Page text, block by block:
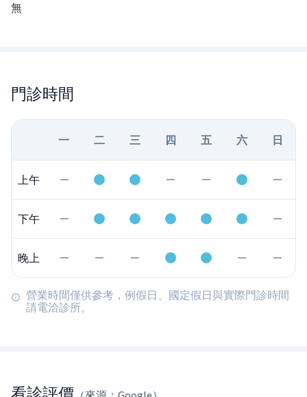
無
門診時間
一 二 三 四 五 六 日
上午
下午
晚上
營業時間僅供參考，例假日、國定假日與實際門診時間
請電洽診所。